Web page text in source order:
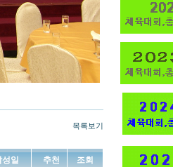
목록보기
성일 추천 조회